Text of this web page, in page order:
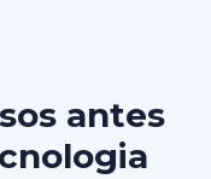
antes